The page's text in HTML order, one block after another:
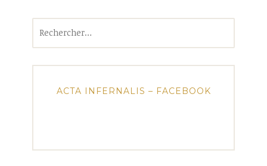
ACTA INFERNALIS – FACEBOOK